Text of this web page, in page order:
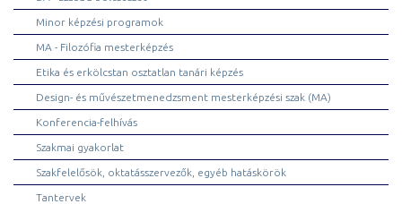
Minor képzési programok
MA - Filozófia mesterképzés
Etika és erkölcstan osztatlan tanári képzés
Design- és művészetmenedzsment mesterképzési szak (MA)
Konferencia-felhívás
Szakmai gyakorlat
Szakfelelősök, oktatásszervezők, egyéb hatáskörök
Tantervek